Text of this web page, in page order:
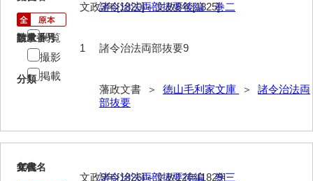
服忌令
凶事分類・吉凶書抜
朝鮮人来聘記
諸令治法両部抜要後編 巻二
請求番号
諸令治法両部抜要9
分類
藩政文書 ＞ 徳山毛利家文庫 ＞ 諸令治法両
部抜要
文政3年[1820]～文政8年[1825]
数量
1
閲覧
撮影
掲載
10
文書名
諸令治法両部抜要後編 巻三
年代
文政9年[1826]～文政12年[1829]